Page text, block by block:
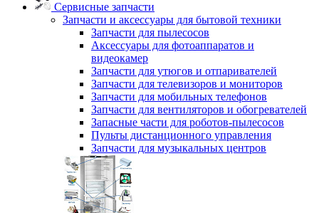
Сервисные запчасти
Запчасти и аксессуары для бытовой техники
Запчасти для пылесосов
Аксессуары для фотоаппаратов и
видеокамер
Запчасти для утюгов и отпаривателей
Запчасти для телевизоров и мониторов
Запчасти для мобильных телефонов
Запчасти для вентиляторов и обогревателей
Запасные части для роботов-пылесосов
Пульты дистанционного управления
Запчасти для музыкальных центров